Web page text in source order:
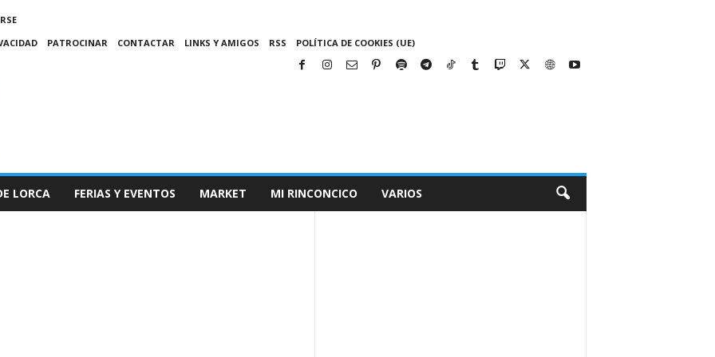
PATROCINAR CONTACTAR LINKS Y AMIGOS RSS POLÍTICA DE COOKIES (UE)
LORCA FERIAS Y EVENTOS MARKET MI RINCONCICO VARIOS